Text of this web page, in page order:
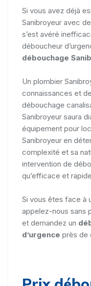
Si vous avez déjà
Sanibroyeur avec
s’est avéré
déboucheur
débouchage
Un plombier
connaissances et
débouchage
Sanibroyeur saura
équipement pour
Sanibroyeur en
complexité et sa
intervention de
qu’efficace et
Si vous êtes face à
appelez-nous sans
et demandez un
d’urgence près de